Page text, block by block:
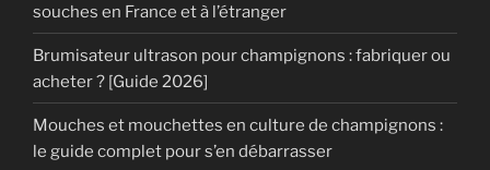
souches en France et à l’étranger
Brumisateur ultrason pour champignons : fabriquer ou
acheter ? [Guide 2026]
Mouches et mouchettes en culture de champignons :
le guide complet pour s’en débarrasser